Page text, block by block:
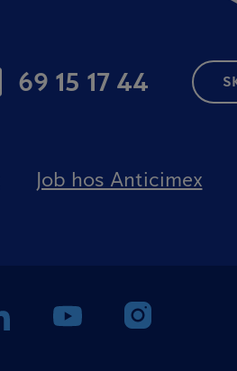
69 15 17 44
Job hos Anticimex